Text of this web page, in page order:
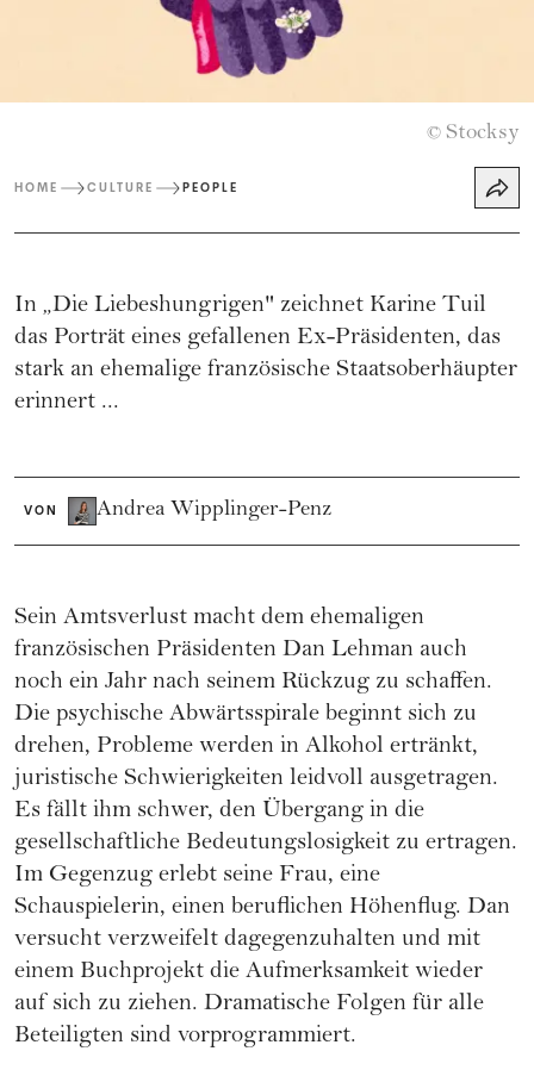
© Stocksy
HOME CULTURE PEOPLE
In „Die Liebeshungrigen" zeichnet Karine Tuil
das Porträt eines gefallenen Ex-Präsidenten, das
stark an ehemalige französische Staatsoberhäupter
erinnert ...
VON Andrea Wipplinger-Penz
Sein Amtsverlust macht dem ehemaligen
französischen Präsidenten Dan Lehman auch
noch ein Jahr nach seinem Rückzug zu schaffen.
Die psychische Abwärtsspirale beginnt sich zu
drehen, Probleme werden in Alkohol ertränkt,
juristische Schwierigkeiten leidvoll ausgetragen.
Es fällt ihm schwer, den Übergang in die
gesellschaftliche Bedeutungslosigkeit zu ertragen.
Im Gegenzug erlebt seine Frau, eine
Schauspielerin, einen beruflichen Höhenflug. Dan
versucht verzweifelt dagegenzuhalten und mit
einem Buchprojekt die Aufmerksamkeit wieder
auf sich zu ziehen. Dramatische Folgen für alle
Beteiligten sind vorprogrammiert.